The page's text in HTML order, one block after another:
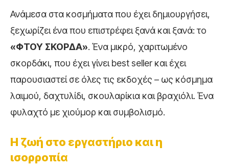
Ανάμεσα στα κοσμήματα που έχει δημιουργήσει,
ξεχωρίζει ένα που επιστρέφει ξανά και ξανά: το
«ΦΤΟΥ ΣΚΟΡΔΑ». Ένα μικρό, χαριτωμένο
σκορδάκι, που έχει γίνει best seller και έχει
παρουσιαστεί σε όλες τις εκδοχές – ως κόσμημα
λαιμού, δαχτυλίδι, σκουλαρίκια και βραχιόλι. Ένα
φυλαχτό με χιούμορ και συμβολισμό.
Η ζωή στο εργαστήριο και η
ισορροπία